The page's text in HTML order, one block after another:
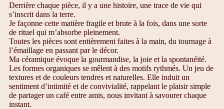
Derrière chaque pièce, il y a une histoire, une trace de vie qui
s’inscrit dans la terre.
Je façonne cette matière fragile et brute à la fois, dans une sorte
de rituel qui m’absorbe pleinement.
Toutes les pièces sont entièrement faites à la main, du tournage à
l’émaillage en passant par le décor.
Ma céramique évoque la gourmandise, la joie et la spontanéité.
Les formes organiques se mêlent à des motifs rythmés. Un jeu de
textures et de couleurs tendres et naturelles. Elle induit un
sentiment d’intimité et de convivialité, rappelant le plaisir simple
de partager un café entre amis, nous invitant à savourer chaque
instant.